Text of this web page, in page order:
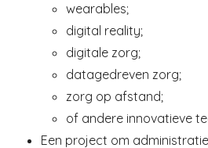
wearables;
digital reality;
digitale zorg;
datagedreven zorg;
zorg op afstand;
of andere innovatieve
Een project om